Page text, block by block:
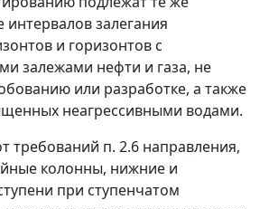
залегания
и горизонтов с
залежами нефти и газа, не
или разработке, а также
неагрессивными водами.
требований п. 2.6 направления,
колонны, нижние и
при ступенчатом